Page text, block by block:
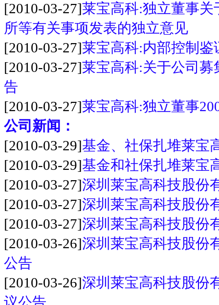
[2010-03-27]莱宝高科:独立董事
所等有关事项发表的独立意见
[2010-03-27]莱宝高科:内部控制鉴
[2010-03-27]莱宝高科:关于公司募
告
[2010-03-27]莱宝高科:独立董事
公司新闻：
[2010-03-29]基金、社保扎堆莱宝
[2010-03-29]基金和社保扎堆莱宝
[2010-03-27]深圳莱宝高科技股份
[2010-03-27]深圳莱宝高科技股份
[2010-03-27]深圳莱宝高科技股份
[2010-03-26]深圳莱宝高科技股份
公告
[2010-03-26]深圳莱宝高科技股份